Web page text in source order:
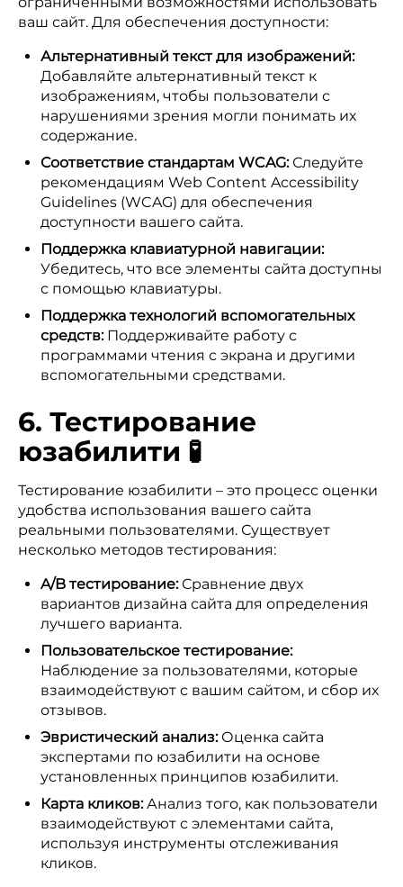
ваш сайт. Для обеспечения доступности:
Альтернативный текст для изображений:
Добавляйте альтернативный текст к
изображениям, чтобы пользователи с
нарушениями зрения могли понимать их
содержание.
Соответствие стандартам WCAG:Следуйте
рекомендациям Web Content Accessibility
Guidelines (WCAG) для обеспечения
доступности вашего сайта.
Поддержка клавиатурной навигации:
Убедитесь, что все элементы сайта доступны
с помощью клавиатуры.
Поддержка технологий вспомогательных
средств:Поддерживайте работу с
программами чтения с экрана и другими
вспомогательными средствами.
6. Тестирование
юзабилити 🧪
Тестирование юзабилити – это процесс оценки
удобства использования вашего сайта
реальными пользователями. Существует
несколько методов тестирования:
A/B тестирование:Сравнение двух
вариантов дизайна сайта для определения
лучшего варианта.
Пользовательское тестирование:
Наблюдение за пользователями, которые
взаимодействуют с вашим сайтом, и сбор их
отзывов.
Эвристический анализ:Оценка сайта
экспертами по юзабилити на основе
установленных принципов юзабилити.
Карта кликов:Анализ того, как пользователи
взаимодействуют с элементами сайта,
используя инструменты отслеживания
кликов.